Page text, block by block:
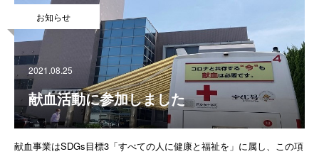
募集要項
富士運輸が求める人材
先輩社員の声
お問合わせ
お知らせ
2021.08.25
献血活動に参加しました
献血事業はSDGs目標3「すべての人に健康と福祉を」に属し、この項